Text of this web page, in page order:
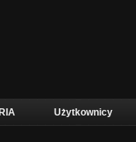
Użytkownicy